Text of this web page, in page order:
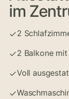
im
✓2
✓2 Balkone
✓Voll
✓